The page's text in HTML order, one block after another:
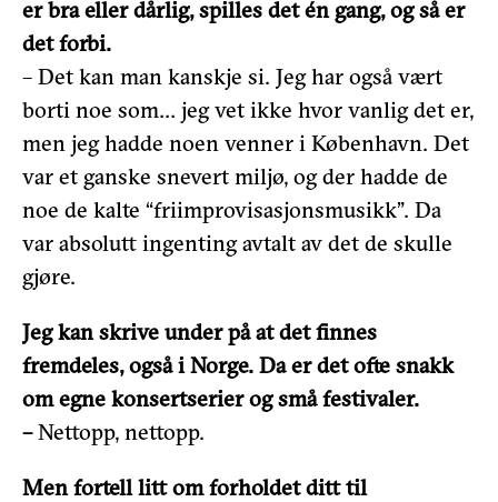
er bra eller dårlig, spilles det én gang, og så er
det forbi.
– Det kan man kanskje si. Jeg har også vært
borti noe som… jeg vet ikke hvor vanlig det er,
men jeg hadde noen venner i København. Det
var et ganske snevert miljø, og der hadde de
noe de kalte “friimprovisasjonsmusikk”. Da
var absolutt ingenting avtalt av det de skulle
gjøre.
Jeg kan skrive under på at det finnes
fremdeles, også i Norge. Da er det ofte snakk
om egne konsertserier og små festivaler.
–Nettopp, nettopp.
Men fortell litt om forholdet ditt til